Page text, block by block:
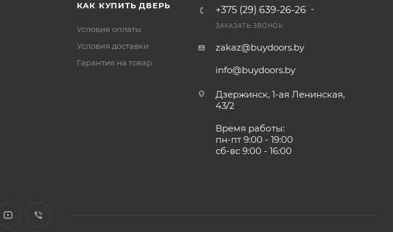
КАК КУПИТЬ ДВЕРЬ
Условия оплаты
Условия доставки
Гарантия на товар
+375 (29) 639-26-26
ЗАКАЗАТЬ ЗВОНОК
zakaz@buydoors.by
info@buydoors.by
Дзержинск, 1-ая Ленинская,
43/2
Время работы:
пн-пт 9:00 - 19:00
сб-вс 9:00 - 16:00